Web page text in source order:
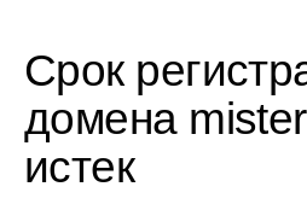
Срок
домена
истек